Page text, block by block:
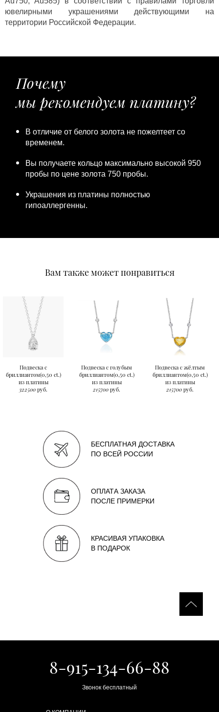
ювелирными украшениями действующими на
территории Российской Федерации.
Почему
мы рекомендуем платину?
В отличие от белого золота не пожелтеет со
временем.
Вы получаете кольцо максимально высокой 950
пробы по цене золота 750 пробы.
Украшения из платины полностью
гипоаллергенны.
Вам также может понравиться
Подвеска с
бриллиантом(0,50 ct.)
из платины
322500 руб.
Подвеска с голубым
бриллиантом(0,50 ct.)
из платины
215700 руб.
Подвеска с жёлтым
бриллиантом(0,50 ct.)
из платины
215700 руб.
БЕСПЛАТНАЯ ДОСТАВКА
ПО ВСЕЙ РОССИИ
ОПЛАТА ЗАКАЗА
ПОСЛЕ ПРИМЕРКИ
КРАСИВАЯ УПАКОВКА
В ПОДАРОК
8-915-134-66-88
Звонок бесплатный